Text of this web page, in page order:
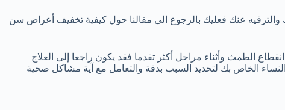
عنك فعليك بالرجوع الى مقالنا حول كيفية تخفيف أعراض سن
الطمث وأثناء مراحل أكثر تقدما فقد يكون راجعا إلى العلاج
الخاص بك لتحديد السبب بدقة والتعامل مع آية مشاكل صحية